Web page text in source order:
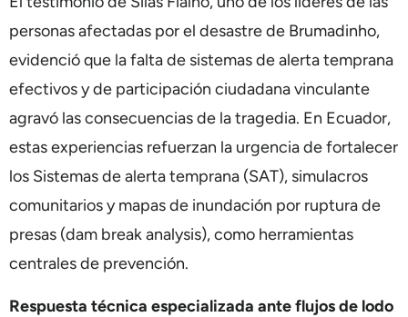
personas afectadas por el desastre de Brumadinho,
evidenció que la falta de sistemas de alerta temprana
efectivos y de participación ciudadana vinculante
agravó las consecuencias de la tragedia. En Ecuador,
estas experiencias refuerzan la urgencia de fortalecer
los Sistemas de alerta temprana (SAT), simulacros
comunitarios y mapas de inundación por ruptura de
presas (dam break analysis), como herramientas
centrales de prevención.
Respuesta técnica especializada ante flujos de lodo